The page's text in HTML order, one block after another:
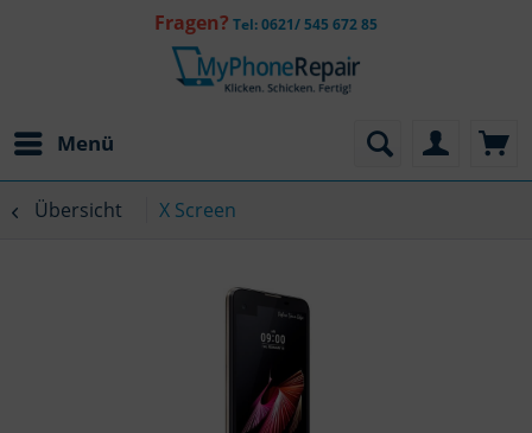
Fragen? Tel: 0621/ 545 672 85
Menü
Übersicht X Screen